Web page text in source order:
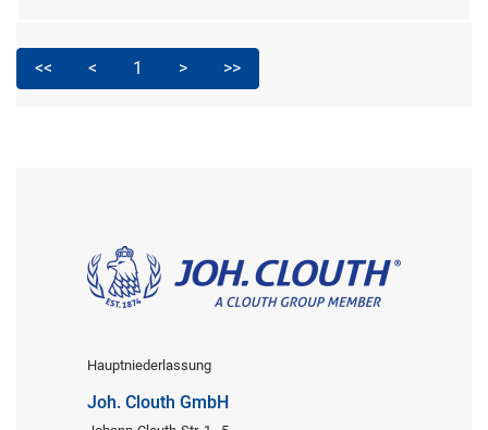
<< < 1 > >>
Hauptniederlassung
Joh. Clouth GmbH